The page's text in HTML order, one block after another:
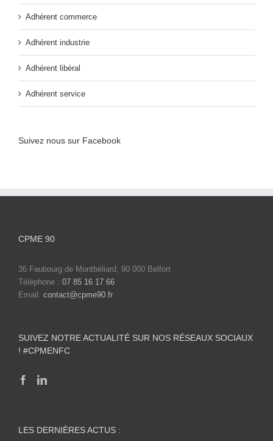
Adhérent commerce
Adhérent industrie
Adhérent libéral
Adhérent service
Suivez nous sur Facebook
CPME 90
36 Faubourg de Montbéliard, 90 000 Belfort
Téléphone : 07 85 16 17 66
Email: contact@cpme90.fr
SUIVEZ NOTRE ACTUALITÉ SUR NOS RÉSEAUX SOCIAUX
! #CPMENFC
LES DERNIÈRES ACTUS :